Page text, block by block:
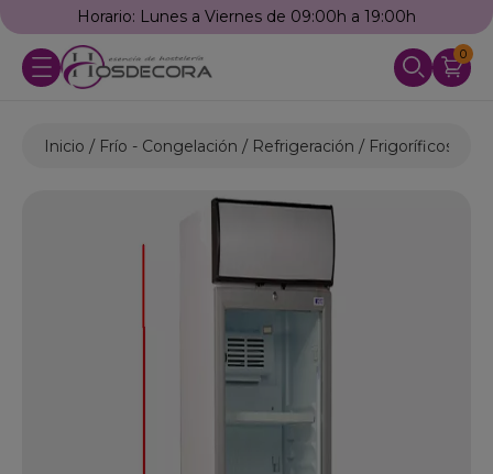
Horario: Lunes a Viernes de 09:00h a 19:00h
0
Inicio Frío - Congelación Refrigeración Frigoríficos